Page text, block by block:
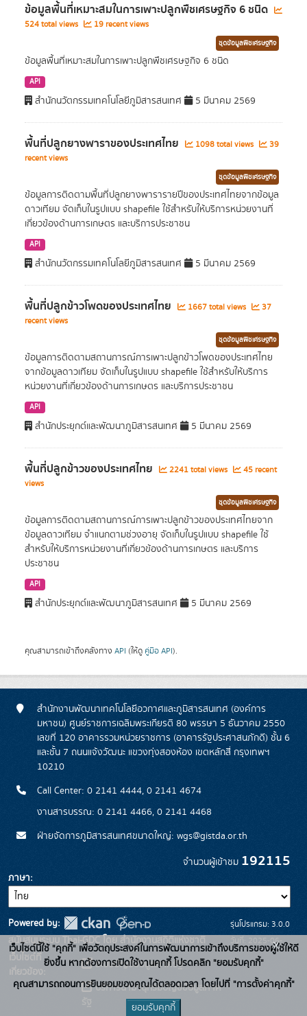
ข้อมูลพื้นที่เหมาะสมในการเพาะปลูกพืชเศรษฐกิจ 6 ชนิด
524 total views 19 recent views
ชุดข้อมูลพืชเศรษฐกิจ
ข้อมูลพื้นที่เหมาะสมในการเพาะปลูกพืชเศรษฐกิจ 6 ชนิด
API
สำนักนวัตกรรมเทคโนโลยีภูมิสารสนเทศ 5 มีนาคม 2569
พื้นที่ปลูกยางพาราของประเทศไทย 1098 total views
39
recent views
ชุดข้อมูลพืชเศรษฐกิจ
ข้อมูลการติดตามพื้นที่ปลูกยางพารารายปีของประเทศไทยจากข้อมูล
ดาวเทียม จัดเก็บในรูปแบบ shapefile ใช้สำหรับให้บริการหน่วยงานที่
เกี่ยวข้องด้านการเกษตร และบริการประชาชน
API
สำนักนวัตกรรมเทคโนโลยีภูมิสารสนเทศ 5 มีนาคม 2569
พื้นที่ปลูกข้าวโพดของประเทศไทย 1667 total views
37
recent views
ชุดข้อมูลพืชเศรษฐกิจ
ข้อมูลการติดตามสถานการณ์การเพาะปลูกข้าวโพดของประเทศไทย
จากข้อมูลดาวเทียม จัดเก็บในรูปแบบ shapefile ใช้สำหรับให้บริการ
หน่วยงานที่เกี่ยวข้องด้านการเกษตร และบริการประชาชน
API
สำนักประยุกต์และพัฒนาภูมิสารสนเทศ 5 มีนาคม 2569
พื้นที่ปลูกข้าวของประเทศไทย 2241 total views
45 recent
views
ชุดข้อมูลพืชเศรษฐกิจ
ข้อมูลการติดตามสถานการณ์การเพาะปลูกข้าวของประเทศไทยจาก
ข้อมูลดาวเทียม จำแนกตามช่วงอายุ จัดเก็บในรูปแบบ shapefile ใช้
สำหรับให้บริการหน่วยงานที่เกี่ยวข้องด้านการเกษตร และบริการ
ประชาชน
API
สำนักประยุกต์และพัฒนาภูมิสารสนเทศ 5 มีนาคม 2569
คุณสามารถเข้าถึงคลังทาง API (ให้ดู คู่มือ API).
สำนักงานพัฒนาเทคโนโลยีอวกาศและภูมิสารสนเทศ (องค์การ
มหาชน) ศูนย์ราชการเฉลิมพระเกียรติ 80 พรรษา 5 ธันวาคม 2550
เลขที่ 120 อาคารรวมหน่วยราชการ (อาคารรัฐประศาสนภักดี) ชั้น 6
และชั้น 7 ถนนแจ้งวัฒนะ แขวงทุ่งสองห้อง เขตหลักสี่ กรุงเทพฯ
10210
Call Center: 0 2141 4444, 0 2141 4674
งานสารบรรณ: 0 2141 4466, 0 2141 4468
ฝ่ายจัดการภูมิสารสนเทศขนาดใหญ่: wgs@gistda.or.th
จำนวนผู้เข้าชม 192115
ภาษา
Powered by:
สนับสนุนระบบ Thai-GDC โดย สำนักงานสถิติแห่งชาติ
เว็บไซต์ที่
เกี่ยวข้อง:
ระบบบัญชีข้อมูลภาครัฐ
บริการนามานุกรมบัญชีข้อมูลภาค
รุ่นโปรแกรม: 3.0.0
วันที่: 2025-06-
26
เว็บไซต์นี้ใช้ "คุกกี้" เพื่อวัตถุประสงค์ในการพัฒนาการเข้าถึงบริการของผู้ใช้ให้ดี
ยิ่งขึ้น หากต้องการเปิดใช้งานคุกกี้ โปรดคลิก "ยอมรับคุกกี้"
คุณสามารถถอนการยินยอมของคุณได้ตลอดเวลา โดยไปที่ "การตั้งค่าคุกกี้"
ยอมรับคุกกี้
x